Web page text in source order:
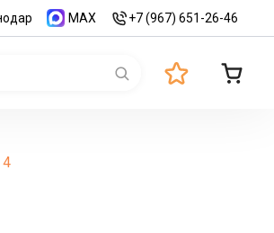
MAX +7 (967) 651-26-46